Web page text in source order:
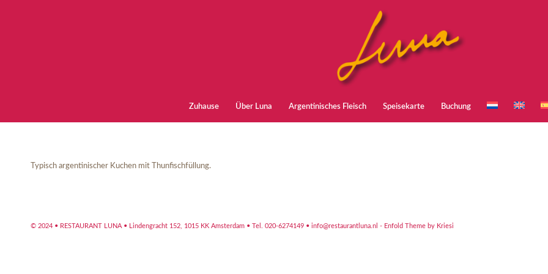
Zuhause Über Luna Argentinisches Fleisch Speisekarte Buchung
Typisch argentinischer Kuchen mit Thunfischfüllung.
© 2024 • RESTAURANT LUNA • Lindengracht 152, 1015 KK Amsterdam • Tel. 020-6274149 • info@restaurantluna.nl - Enfold Theme by Kriesi